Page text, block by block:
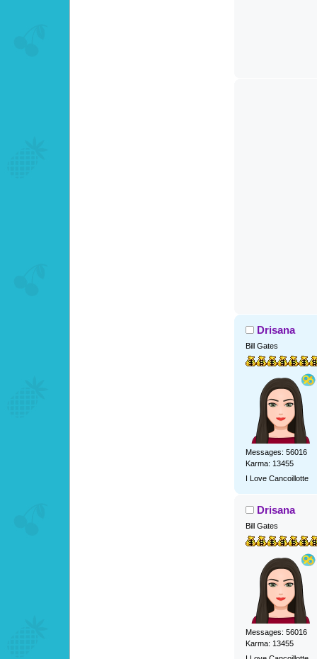
Drisana
Bill Gates
Messages: 56016
Karma: 13455
I Love Cancoillotte
Drisana
Bill Gates
Messages: 56016
Karma: 13455